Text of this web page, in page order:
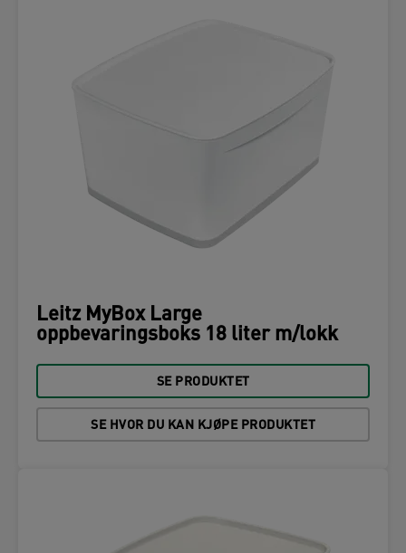
Leitz MyBox Large
oppbevaringsboks 18 liter m/lokk
SE PRODUKTET
SE HVOR DU KAN KJØPE PRODUKTET